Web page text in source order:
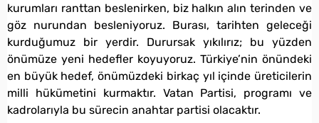
kurumları ranttan beslenirken, biz halkın alın terinden ve
göz nurundan besleniyoruz. Burası, tarihten geleceği
kurduğumuz bir yerdir. Durursak yıkılırız; bu yüzden
önümüze yeni hedefler koyuyoruz. Türkiye’nin önündeki
en büyük hedef, önümüzdeki birkaç yıl içinde üreticilerin
milli hükümetini kurmaktır. Vatan Partisi, programı ve
kadrolarıyla bu sürecin anahtar partisi olacaktır.